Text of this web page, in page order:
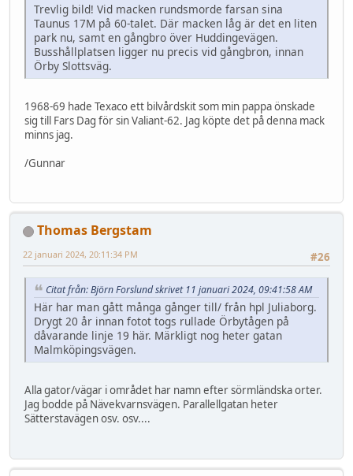
Trevlig bild! Vid macken rundsmorde farsan sina
Taunus 17M på 60-talet. Där macken låg är det en liten
park nu, samt en gångbro över Huddingevägen.
Busshållplatsen ligger nu precis vid gångbron, innan
Örby Slottsväg.
1968-69 hade Texaco ett bilvårdskit som min pappa önskade
sig till Fars Dag för sin Valiant-62. Jag köpte det på denna mack
minns jag.
/Gunnar
Thomas Bergstam
#26
22 januari 2024, 20:11:34 PM
Citat från: Björn Forslund skrivet 11 januari 2024, 09:41:58 AM
Här har man gått många gånger till/ från hpl Juliaborg.
Drygt 20 år innan fotot togs rullade Örbytågen på
dåvarande linje 19 här. Märkligt nog heter gatan
Malmköpingsvägen.
Alla gator/vägar i området har namn efter sörmländska orter.
Jag bodde på Nävekvarnsvägen. Parallellgatan heter
Sätterstavägen osv. osv....